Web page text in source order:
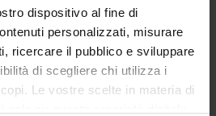
dispositivo al fine di
personalizzati, misurare
ricercare il pubblico e sviluppare
di scegliere chi utilizza i
Le vostre scelte in materia di
Springer 2008
978-